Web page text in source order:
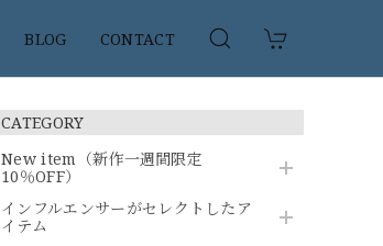
BLOG CONTACT
CATEGORY
New item（新作一週間限定
10％OFF）
インフルエンサーがセレクトしたア
イテム